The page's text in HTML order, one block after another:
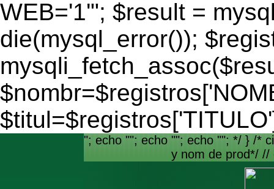
WEB='1'"; $result =
die(mysql_error());
"; echo ""; echo ""; echo ""; */ } /*
y nom de prod*/ //